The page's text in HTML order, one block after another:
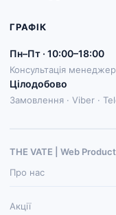
ГРАФІК
Пн–Пт · 10:00–18:00
Консультація
Цілодобово
Замовлення · Viber ·
THE VATE | Web
Про нас
Акції